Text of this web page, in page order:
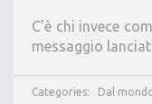
C’è chi invece
messaggio
Categories: Dal